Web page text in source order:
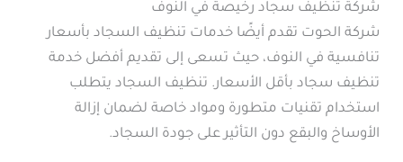
شركة تنظيف سجاد رخيصة في النوف
شركة الحوت تقدم أيضًا خدمات تنظيف السجاد بأسعار
تنافسية في النوف، حيث تسعى إلى تقديم أفضل خدمة
تنظيف سجاد بأقل الأسعار. تنظيف السجاد يتطلب
استخدام تقنيات متطورة ومواد خاصة لضمان إزالة
الأوساخ والبقع دون التأثير على جودة السجاد.